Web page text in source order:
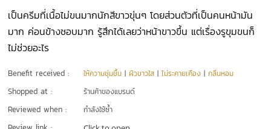
เป็นครีมที่เนื้อไม่ขนมากนักสีขาวขุ่นๆ โดยส่วนตัวที่เป็นคนหน้ามัน
มาก ค่อนข้างชอบมาก รู้สึกได้เลยว่าหน้าขาวขึ้น แต่เรื่องรูขุมขนก็
ไม่ช่วยอะไร
Benefit received : ให้ความชุ่มชื้น |ผิวขาวใส |ไม่ระคายเคือง |กลิ่นหอม
Shopped at : ร้านค้าของแบรนด์
Reviewed when : กำลังใช้ซ้ำ